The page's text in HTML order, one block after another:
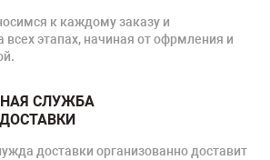
к каждому заказу и
этапах, начиная от офрмления и
СЛУЖБА
доставки организованно доставит